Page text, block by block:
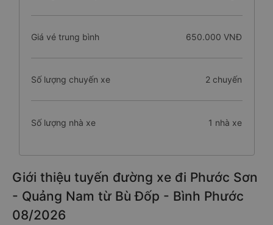
Giá vé trung bình 650.000 VNĐ
Số lượng chuyến xe 2 chuyến
Số lượng nhà xe 1 nhà xe
Giới thiệu tuyến đường xe đi Phước Sơn
- Quảng Nam từ Bù Đốp - Bình Phước
08/2026